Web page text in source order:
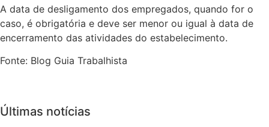
A data de desligamento dos empregados, quando for o
caso, é obrigatória e deve ser menor ou igual à data de
encerramento das atividades do estabelecimento.
Fonte: Blog Guia Trabalhista
Últimas notícias